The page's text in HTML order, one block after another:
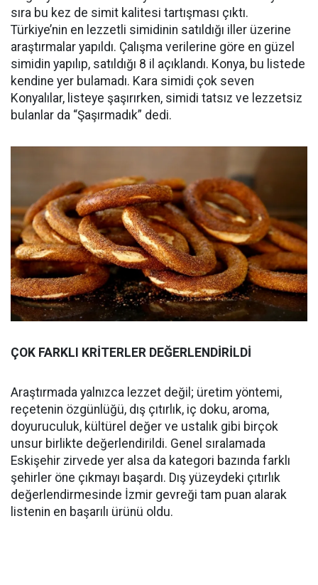
sıra bu kez de simit kalitesi tartışması çıktı.
Türkiye’nin en lezzetli simidinin satıldığı iller üzerine
araştırmalar yapıldı. Çalışma verilerine göre en güzel
simidin yapılıp, satıldığı 8 il açıklandı. Konya, bu listede
kendine yer bulamadı. Kara simidi çok seven
Konyalılar, listeye şaşırırken, simidi tatsız ve lezzetsiz
bulanlar da “Şaşırmadık” dedi.
ÇOK FARKLI KRİTERLER DEĞERLENDİRİLDİ
Araştırmada yalnızca lezzet değil; üretim yöntemi,
reçetenin özgünlüğü, dış çıtırlık, iç doku, aroma,
doyuruculuk, kültürel değer ve ustalık gibi birçok
unsur birlikte değerlendirildi. Genel sıralamada
Eskişehir zirvede yer alsa da kategori bazında farklı
şehirler öne çıkmayı başardı. Dış yüzeydeki çıtırlık
değerlendirmesinde İzmir gevreği tam puan alarak
listenin en başarılı ürünü oldu.